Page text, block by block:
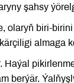
şahsy
olaryň biri-
almaga
berýär.